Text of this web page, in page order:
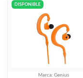
DISPONIBLE
Marca: Genius